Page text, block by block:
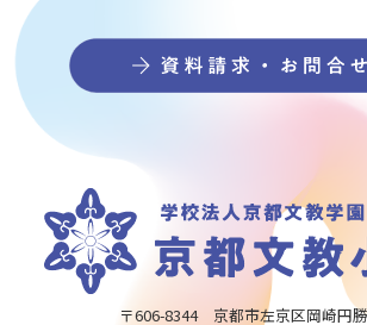
〒606-8344 京都市左京区岡崎円